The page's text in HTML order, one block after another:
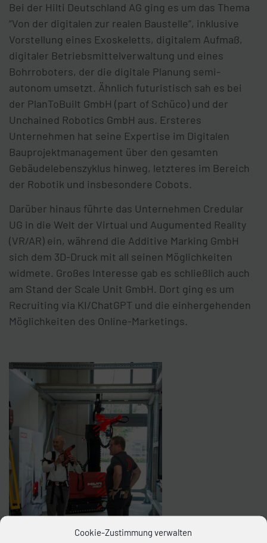
Cookie-Zustimmung verwalten
Bei der Hilti Deutschland AG ging es um das Thema
“Von der digitalen zur realen Baustelle”, inklusive
Vorstellung eines Exoskeletts, digitalem Aufmaß,
digitaler Betriebsmittelverwaltung und eines
Bohrroboters, der die digitale Planung semi-
autonom umsetzt. Ähnlich futuristisch sah es bei
der PlanToBuilt GmbH (part of Schüco) und der
Unchained Robotics GmbH aus. Ersteres
Unternehmen hat seine Expertise im Digitalen
Bauprojektmanagement über den gesamten
Gebäudelebenszyklus hinweg, letzteres im Bereich
der Robotik und insbesondere Cobots.
Darüber hinaus führte das Unternehmen Credular
UG in die Welt der Virtual und Augumented Reality
(VR/AR) ein, während die Additive Marking GmbH
sich dem 3D-Druck mit all seinen Möglichkeiten
widmete. Großes Interesse gab es schließlich auch
am Stand der Scale Unit GmbH. Dort ging es um
Recruiting via KI/ChatGPT und die einhergehenden
Möglichkeiten des Online-Marketings.